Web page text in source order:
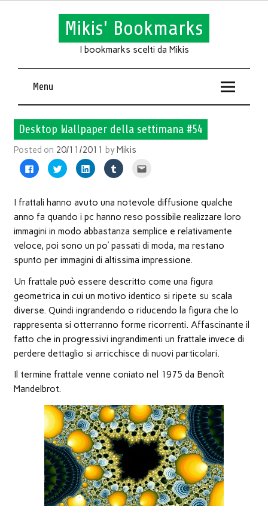
Mikis' Bookmarks
I bookmarks scelti da Mikis
Menu
Desktop Wallpaper della settimana #54
Posted on 20/11/2011 byMikis
Fai
clic
Facebook
apre
una
nuova
finestra)
Fai
clic
su
(Si
in
nuova
Fai
clic
su
(Si
in
nuova
finestra)
Fai
clic
su
(Si
in
nuova
l'articolo
mail
un
amico
(Si
in
una
finestra)
I frattali hanno avuto una notevole diffusione qualche
anno fa quando i pc hanno reso possibile realizzare loro
immagini in modo abbastanza semplice e relativamente
veloce, poi sono un po’ passati di moda, ma restano
spunto per immagini di altissima impressione.
Un frattale può essere descritto come una figura
geometrica in cui un motivo identico si ripete su scala
diverse. Quindi ingrandendo o riducendo la figura che lo
rappresenta si otterranno forme ricorrenti. Affascinante il
fatto che in progressivi ingrandimenti un frattale invece di
perdere dettaglio si arricchisce di nuovi particolari.
Il termine frattale venne coniato nel 1975 da Benoît
Mandelbrot.